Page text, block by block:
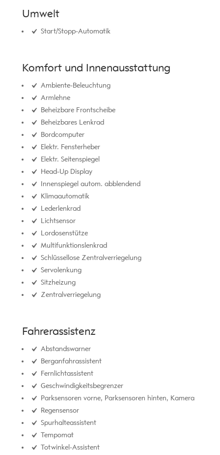
Umwelt
Start/Stopp-Automatik
Komfort und Innenausstattung
Ambiente-Beleuchtung
Armlehne
Beheizbare Frontscheibe
Beheizbares Lenkrad
Bordcomputer
Elektr. Fensterheber
Elektr. Seitenspiegel
Head-Up Display
Innenspiegel autom. abblendend
Klimaautomatik
Lederlenkrad
Lichtsensor
Lordosenstütze
Multifunktionslenkrad
Schlüssellose Zentralverriegelung
Servolenkung
Sitzheizung
Zentralverriegelung
Fahrerassistenz
Abstandswarner
Berganfahrassistent
Fernlichtassistent
Geschwindigkeitsbegrenzer
Parksensoren vorne, Parksensoren hinten, Kamera
Regensensor
Spurhalteassistent
Tempomat
Totwinkel-Assistent